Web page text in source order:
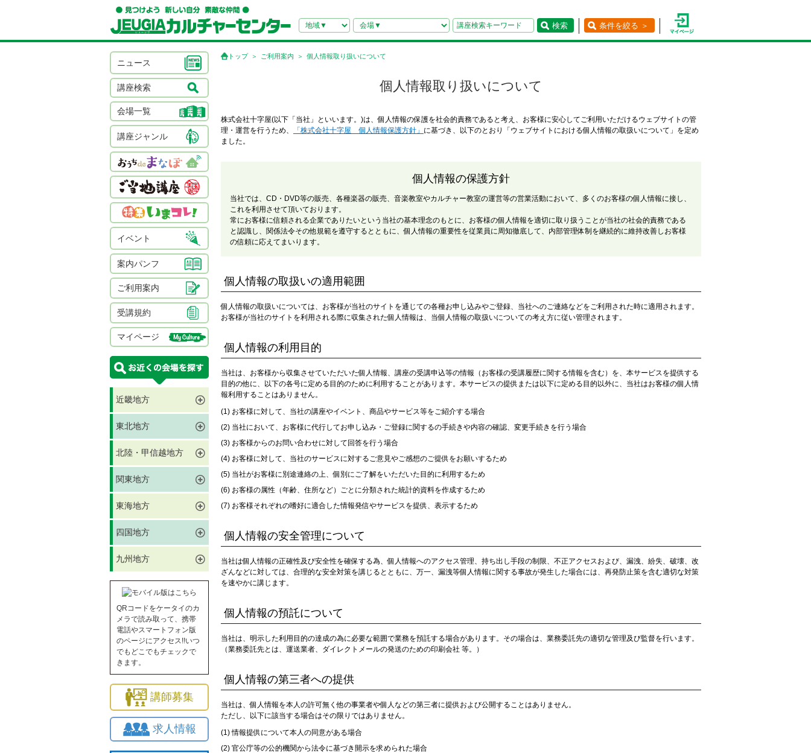
検索 条件を絞る ＞
ニュース
講座検索
会場一覧
講座ジャンル
イベント
案内パンフ
ご利用案内
受講規約
マイページ
近畿地方
東北地方
北陸・甲信越地方
関東地方
東海地方
四国地方
九州地方
QRコードをケータイのカ
メラで読み取って、携帯
電話やスマートフォン版
のページにアクセス!!いつ
でもどこでもチェックで
きます。
講師募集
求人情報
トップ ご利用案内 個人情報取り扱いについて
個人情報取り扱いについて
株式会社十字屋(以下「当社」といいます。)は、個人情報の保護を社会的責務であると考え、お客様に安心してご利用いただけるウェブサイトの管
理・運営を行うため、
「株式会社十字屋 個人情報保護方針」 に基づき、以下のとおり「ウェブサイトにおける個人情報の取扱いについて」を定め
ました。
個人情報の保護方針
当社では、CD・DVD等の販売、各種楽器の販売、音楽教室やカルチャー教室の運営等の営業活動において、多くのお客様の個人情報に接し、
これを利用させて頂いております。
常にお客様に信頼される企業でありたいという当社の基本理念のもとに、お客様の個人情報を適切に取り扱うことが当社の社会的責務である
と認識し、関係法令その他規範を遵守するとともに、個人情報の重要性を従業員に周知徹底して、内部管理体制を継続的に維持改善しお客様
の信頼に応えてまいります。
個人情報の取扱いの適用範囲
個人情報の取扱いについては、お客様が当社のサイトを通じての各種お申し込みやご登録、当社へのご連絡などをご利用された時に適用されます。
お客様が当社のサイトを利用される際に収集された個人情報は、当個人情報の取扱いについての考え方に従い管理されます。
個人情報の利用目的
当社は、お客様から収集させていただいた個人情報、講座の受講申込等の情報（お客様の受講履歴に関する情報を含む）を、本サービスを提供する
目的の他に、以下の各号に定める目的のために利用することがあります。本サービスの提供または以下に定める目的以外に、当社はお客様の個人情
報利用することはありません。
お客様に対して、当社の講座やイベント、商品やサービス等をご紹介する場合
当社において、お客様に代行してお申し込み・ご登録に関するの手続きや内容の確認、変更手続きを行う場合
お客様からのお問い合わせに対して回答を行う場合
お客様に対して、当社のサービスに対するご意見やご感想のご提供をお願いするため
当社がお客様に別途連絡の上、個別にご了解をいただいた目的に利用するため
お客様の属性（年齢、住所など）ごとに分類された統計的資料を作成するため
お客様それぞれの嗜好に適合した情報発信やサービスを提供、表示するため
個人情報の安全管理について
当社は個人情報の正確性及び安全性を確保する為、個人情報へのアクセス管理、持ち出し手段の制限、不正アクセスおよび、漏洩、紛失、破壊、改
ざんなどに対しては、合理的な安全対策を講じるとともに、万一、漏洩等個人情報に関する事故が発生した場合には、再発防止策を含む適切な対策
を速やかに講じます。
個人情報の預託について
当社は、明示した利用目的の達成の為に必要な範囲で業務を預託する場合があります。その場合は、業務委託先の適切な管理及び監督を行います。
（業務委託先とは、運送業者、ダイレクトメールの発送のための印刷会社 等。）
個人情報の第三者への提供
当社は、個人情報を本人の許可無く他の事業者や個人などの第三者に提供および公開することはありません。
ただし、以下に該当する場合はその限りではありません。
情報提供について本人の同意がある場合
官公庁等の公的機関から法令に基づき開示を求められた場合